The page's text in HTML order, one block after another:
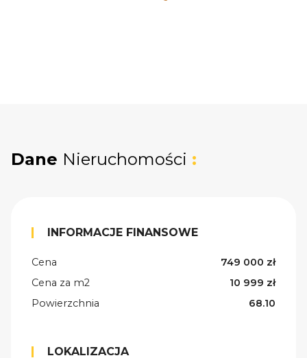
Dane Nieruchomości :
INFORMACJE FINANSOWE
Cena
749 000 zł
Cena za m2
10 999 zł
Powierzchnia
68.10
LOKALIZACJA